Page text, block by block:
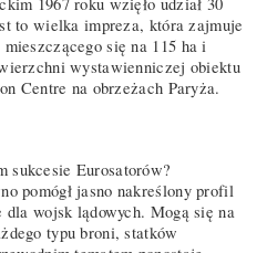
to wielka impreza, która zajmuje
się na 115 ha i
wystawienniczej obiektu
Centre na obrzeżach Paryża.
sukcesie Eurosatorów?
pomógł jasno nakreślony profil
wojsk lądowych. Mogą się na
typu broni, statków